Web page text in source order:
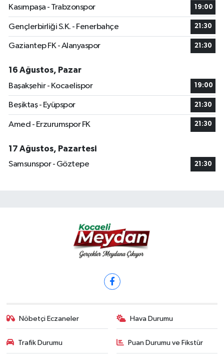
Kasımpaşa - Trabzonspor 19:00
Gençlerbirliği S.K. - Fenerbahçe 21:30
Gaziantep FK - Alanyaspor 21:30
16 Ağustos, Pazar
Başakşehir - Kocaelispor
19:00
Beşiktaş - Eyüpspor 21:30
Amed - Erzurumspor FK 21:30
17 Ağustos, Pazartesi
Samsunspor - Göztepe
21:30
Nöbetçi Eczaneler Hava Durumu
Trafik Durumu Puan Durumu ve Fikstür